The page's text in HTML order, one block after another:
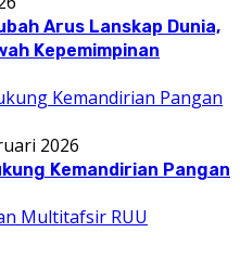
Arus Lanskap Dunia,
Kepemimpinan
2026
Kemandirian Pangan